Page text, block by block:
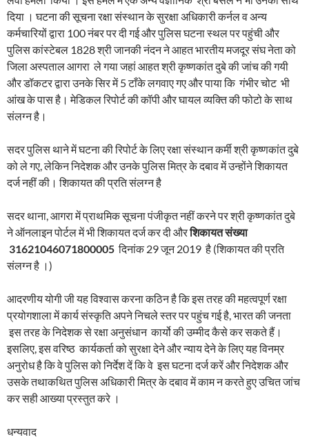
दिया । घटना की सूचना रक्षा संस्थान के सुरक्षा अधिकारी कर्नल व अन्य
कर्मचारियों द्वारा 100 नंबर पर दी गई और पुलिस घटना स्थल पर पहुंची और
पुलिस कांस्टेबल 1828 श्री जानकी नंदन ने आहत भारतीय मजदूर संघ नेता को
जिला अस्पताल आगरा ले गया जहां आहत श्री कृष्णकांत दुबे की जांच की गयी
और डॉकटर द्वारा उनके सिर में 5 टाँके लगवाए गए और पाया कि गंभीर चोट भी
आंख के पास है। मेडिकल रिपोर्ट की कॉपी और घायल व्यक्ति की फोटो के साथ
संलग्न है।
सदर पुलिस थाने में घटना की रिपोर्ट के लिए रक्षा संस्थान कर्मी श्री कृष्णकांत दुबे
को ले गए, लेकिन निदेशक और उनके पुलिस मित्र के दबाव में उन्होंने शिकायत
दर्ज नहीं की। शिकायत की प्रति संलग्न है
सदर थाना, आगरा में प्राथमिक सूचना पंजीकृत नहीं करने पर श्री कृष्णकांत दुबे
ने ऑनलाइन पोर्टल में भी शिकायत दर्ज कर दी औरशिकायतसंख्या
31621046071800005 दिनांक 29 जून 2019 है (शिकायत की प्रति
संलग्न है ।)
आदरणीय योगी जी यह विश्वास करना कठिन है कि इस तरह की महत्वपूर्ण रक्षा
प्रयोगशाला में कार्य संस्कृति अपने निचले स्तर पर पहुंच गई है, भारत की जनता
इस तरह के निदेशक से रक्षा अनुसंधान कार्यो की उम्मीद कैसे कर सकते हैं।
इसलिए, इस वरिष्ठ कार्यकर्ता को सुरक्षा देने और न्याय देने के लिए यह विनम्र
अनुरोध है कि वे पुलिस को निर्देश दें कि वे इस घटना दर्ज करें और निदेशक और
उसके तथाकथित पुलिस अधिकारी मित्र के दबाव में काम न करते हुए उचित जांच
कर सही आख्या प्रस्तुत करे ।
धन्यवाद